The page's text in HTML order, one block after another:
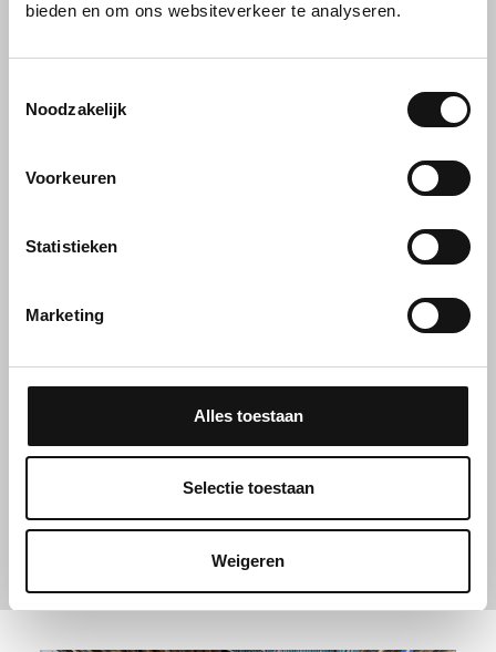
bieden en om ons websiteverkeer te analyseren.
Noodzakelijk
Voorkeuren
Statistieken
Marketing
Alles toestaan
Selectie toestaan
Weigeren